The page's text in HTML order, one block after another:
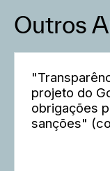
Outros
projeto do
obrigações
sanções"